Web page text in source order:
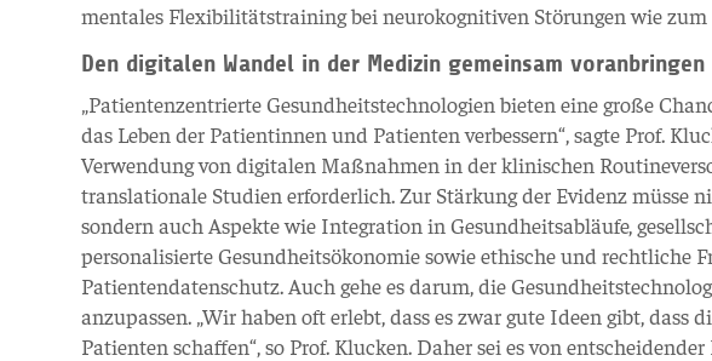
mentales Flexibilitätstraining bei neurokognitiven Störungen wie
Den digitalen Wandel in der Medizin gemeinsam voranbringen
„Patientenzentrierte Gesundheitstechnologien bieten eine große
das Leben der Patientinnen und Patienten verbessern“, sagte Prof.
Verwendung von digitalen Maßnahmen in der klinischen
translationale Studien erforderlich. Zur Stärkung der Evidenz müsse
sondern auch Aspekte wie Integration in Gesundheitsabläufe,
personalisierte Gesundheitsökonomie sowie ethische und rechtliche
Patientendatenschutz. Auch gehe es darum, die
anzupassen. „Wir haben oft erlebt, dass es zwar gute Ideen gibt, dass
Patienten schaffen“, so Prof. Klucken. Daher sei es von